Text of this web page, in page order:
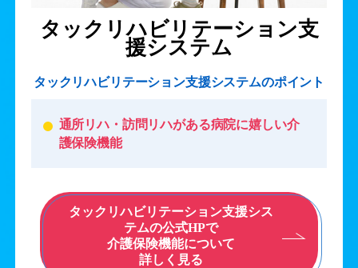
タックリハビリテーション支
援システム
タックリハビリテーション支援システムのポイント
通所リハ・訪問リハがある病院に嬉しい介
護保険機能
タックリハビリテーション支援シス
テムの公式HPで
介護保険機能について
詳しく見る